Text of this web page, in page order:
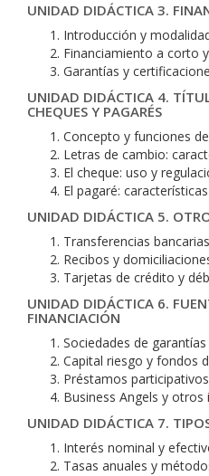
UNIDAD DIDÁCTICA 3.
Introducción y
Financiamiento a corto
Garantías y
UNIDAD DIDÁCTICA 4.
CHEQUES Y PAGARÉS
Concepto y funciones
Letras de cambio:
El cheque: uso y
El pagaré:
UNIDAD DIDÁCTICA 5.
Transferencias
Recibos y
Tarjetas de crédito y
UNIDAD DIDÁCTICA 6.
FINANCIACIÓN
Sociedades de
Capital riesgo y fondos
Préstamos
Business Angels y otros
UNIDAD DIDÁCTICA 7.
Interés nominal y
Tasas anuales y